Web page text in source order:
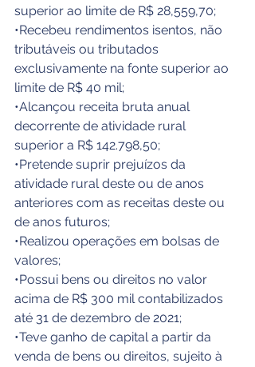
superior ao limite de R$ 28,559,70;
•Recebeu rendimentos isentos, não
tributáveis ou tributados
exclusivamente na fonte superior ao
limite de R$ 40 mil;
•Alcançou receita bruta anual
decorrente de atividade rural
superior a R$ 142.798,50;
•Pretende suprir prejuízos da
atividade rural deste ou de anos
anteriores com as receitas deste ou
de anos futuros;
•Realizou operações em bolsas de
valores;
•Possui bens ou direitos no valor
acima de R$ 300 mil contabilizados
até 31 de dezembro de 2021;
•Teve ganho de capital a partir da
venda de bens ou direitos, sujeito à